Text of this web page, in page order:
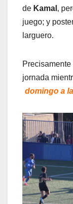
de Kamal ,
juego; y
larguero.
jornada
domingo a